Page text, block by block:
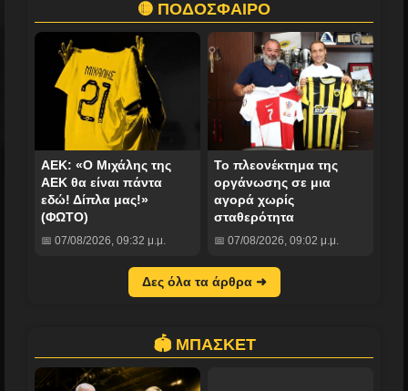
🟡 ΠΟΔΟΣΦΑΙΡΟ
ΑΕΚ: «Ο Μιχάλης της
ΑΕΚ θα είναι πάντα
εδώ! Δίπλα μας!»
(ΦΩΤΟ)
📅 07/08/2026, 09:32 μ.μ.
Το πλεονέκτημα της
οργάνωσης σε μια
αγορά χωρίς
σταθερότητα
📅 07/08/2026, 09:02 μ.μ.
Δες όλα τα άρθρα ➜
🏟️ ΜΠΑΣΚΕΤ